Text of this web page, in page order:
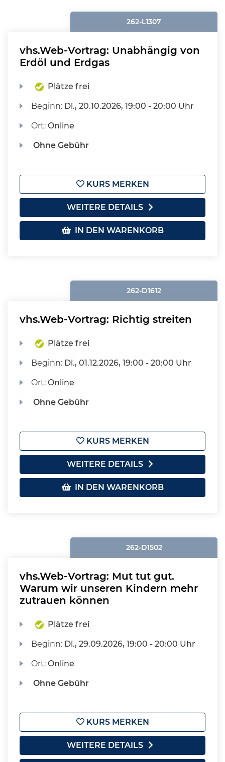
262-L1307
vhs.Web-Vortrag: Unabhängig von
Erdöl und Erdgas
Plätze frei
Beginn: Di., 20.10.2026, 19:00 - 20:00 Uhr
Ort:Online
Ohne Gebühr
KURS MERKEN
WEITERE DETAILS
IN DEN WARENKORB
262-D1612
vhs.Web-Vortrag: Richtig streiten
Plätze frei
Beginn: Di., 01.12.2026, 19:00 - 20:00 Uhr
Ort:Online
Ohne Gebühr
KURS MERKEN
WEITERE DETAILS
IN DEN WARENKORB
262-D1502
vhs.Web-Vortrag: Mut tut gut.
Warum wir unseren Kindern mehr
zutrauen können
Plätze frei
Beginn: Di., 29.09.2026, 19:00 - 20:00 Uhr
Ort:Online
Ohne Gebühr
KURS MERKEN
WEITERE DETAILS